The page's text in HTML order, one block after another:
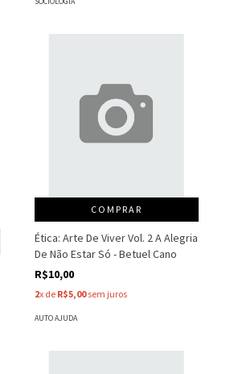
COMPRAR
Ética: Arte De Viver Vol. 2 A Alegria
De Não Estar Só - Betuel Cano
R$10,00
2x de R$5,00sem juros
AUTO AJUDA